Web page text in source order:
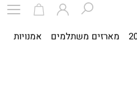
מארזים משתלמים אמנויות